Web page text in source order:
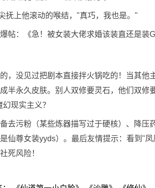
抚上他滚动的喉结，"真巧，我也是。"
帖：《急！被女装大佬求婚该装直还是装
，没见过把剧本直接拌火锅吃的！当其他
半永久皮肤。别人双修要灵石，他们双
现实主义？
去污粉（某些炼器描写过于硬核）、降
是仙尊女装yyds）。最后友情提示：看到"
死风险！